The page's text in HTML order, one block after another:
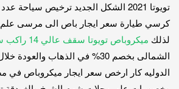
لذلك ميكروباص تويوتا سقف عالي 14 راكب سياحة
الشمالى بخصم 30% في الذهاب
الدوليه كار ارخص سعر ايجار ميكروباص في